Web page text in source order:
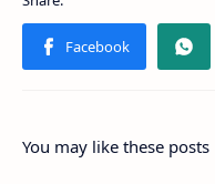
You may like these posts